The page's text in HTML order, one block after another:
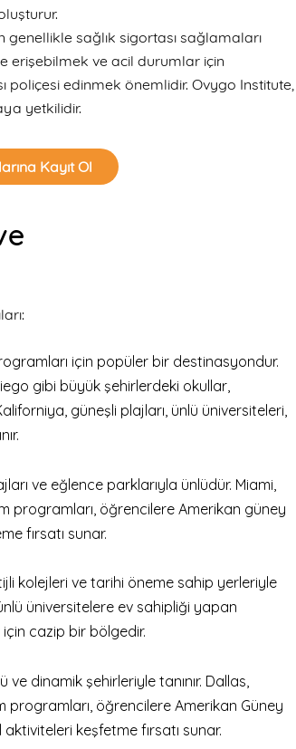
genellikle sağlık sigortası sağlamaları
erişebilmek ve acil durumlar için
poliçesi edinmek önemlidir. Ovygo Institute,
yetkilidir.
Kayıt Ol
için popüler bir destinasyondur.
gibi büyük şehirlerdeki okullar,
güneşli plajları, ünlü üniversiteleri,
ve eğlence parklarıyla ünlüdür. Miami,
programları, öğrencilere Amerikan güney
fırsatı sunar.
kolejleri ve tarihi öneme sahip yerleriyle
üniversitelere ev sahipliği yapan
cazip bir bölgedir.
ve dinamik şehirleriyle tanınır. Dallas,
programları, öğrencilere Amerikan Güney
keşfetme fırsatı sunar.